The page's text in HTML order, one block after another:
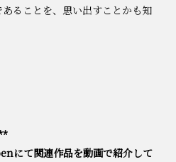
ることを、思い出すことかも知
にて関連作品を動画で紹介して